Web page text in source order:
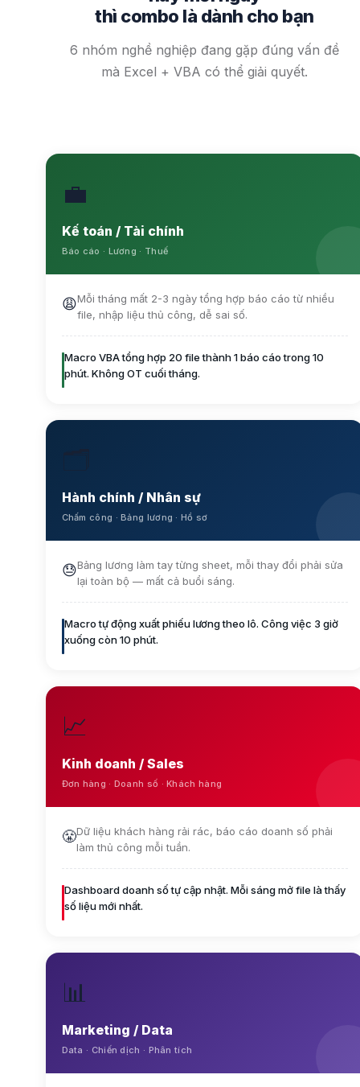
thì combo là dành cho bạn
6 nhóm nghề nghiệp đang gặp đúng vấn đề
mà Excel + VBA có thể giải quyết.
💼
Kế toán / Tài chính
Báo cáo · Lương · Thuế
😩Mỗi tháng mất 2-3 ngày tổng hợp báo cáo từ nhiều
file, nhập liệu thủ công, dễ sai số.
Macro VBA tổng hợp 20 file thành 1 báo cáo trong 10
phút. Không OT cuối tháng.
Hành chính / Nhân sự
Chấm công · Bảng lương · Hồ sơ
😓Bảng lương làm tay từng sheet, mỗi thay đổi phải sửa
lại toàn bộ — mất cả buổi sáng.
Macro tự động xuất phiếu lương theo lô. Công việc 3 giờ
xuống còn 10 phút.
📈
Kinh doanh / Sales
Đơn hàng · Doanh số · Khách hàng
😤Dữ liệu khách hàng rải rác, báo cáo doanh số phải
làm thủ công mỗi tuần.
Dashboard doanh số tự cập nhật. Mỗi sáng mở file là thấy
số liệu mới nhất.
📊
Marketing / Data
Data · Chiến dịch · Phân tích